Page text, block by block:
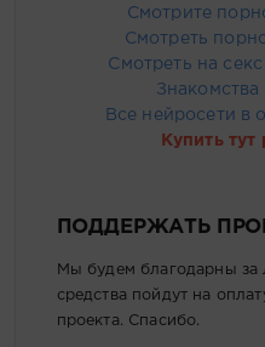
Смотрите
Смотреть
Смотреть на
Все нейросети в
Купить тут
ПОДДЕРЖАТЬ
Мы будем благодарны
средства пойдут на
проекта. Спасибо.